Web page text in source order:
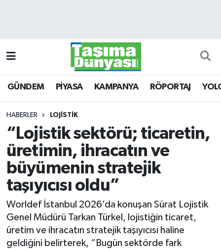
GÜNDEM PİYASA KAMPANYA RÖPORTAJ
HABERLER LOJİSTİK
“Lojistik sektörü; ticaretin,
üretimin, ihracatın ve
büyümenin stratejik
taşıyıcısı oldu”
Worldef İstanbul 2026’da konuşan Sürat Lojistik
Genel Müdürü Tarkan Türkel, lojistiğin ticaret,
üretim ve ihracatın stratejik taşıyıcısı haline
geldiğini belirterek, “Bugün sektörde fark
KAMPANYA
RÖPORTAJ
YOLCU TAŞIMA
LOJİSTİK
E-GAZETE
TAŞITLAR
Trafik Durumu
Süper Lig Puan Durumu ve Fikstür
Tüm Manşetler
Son Dakika Haberleri
Haber Arşivi